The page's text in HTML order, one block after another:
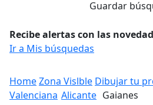
Guardar
Recibe alertas con las
Ir a Mis búsquedas
HomeZona Vislble Dibujar tu
Valenciana Alicante Gaianes